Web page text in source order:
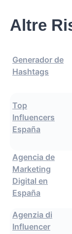
Altre
Generador de
Hashtags
Top
Influencers
España
Agencia de
Marketing
Digital en
España
Agenzia di
Influencer